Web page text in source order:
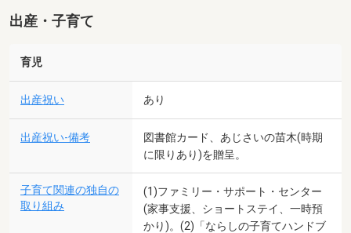
出産・子育て
育児
出産祝い あり
出産祝い-備考
図書館カード、あじさいの苗木(時期
に限りあり)を贈呈。
子育て関連の独自の
取り組み
(1)ファミリー・サポート・センター
(家事支援、ショートステイ、一時預
かり)。(2)「ならしの子育てハンドブ